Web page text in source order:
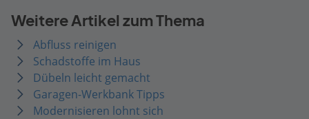
Weitere Artikel zum Thema
Abfluss reinigen
Schadstoffe im Haus
Dübeln leicht gemacht
Garagen-Werkbank Tipps
Modernisieren lohnt sich